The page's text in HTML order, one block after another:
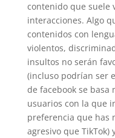
contenido que suele
interacciones. Algo
contenidos con
violentos,
insultos no serán
(incluso podrían ser
de facebook se basa
usuarios con la que
preferencia que has
agresivo que TikTok)